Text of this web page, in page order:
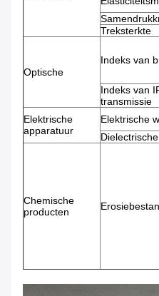
Treksterkte
Optische
Indeks van
Indeks van
transmissie
Elektrische
apparatuur
Elektrische
Chemische
producten